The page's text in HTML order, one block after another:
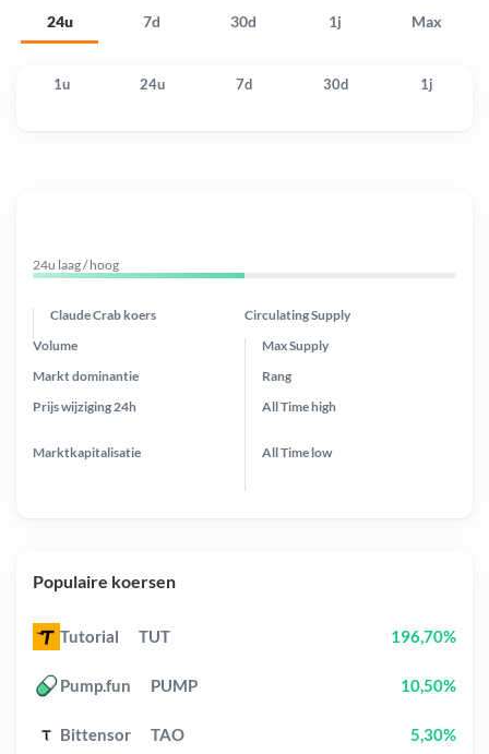
24u 7d 30d 1j Max
1u 24u 7d 30d 1j
24u laag / hoog
Claude Crab koers Circulating Supply
Prijs wijziging 24h
Max Supply
Markt dominantie
Marktkapitalisatie
Volume
Rang
All Timehigh
All Time low
Populaire koersen
Tutorial TUT 196,70%
Pump.fun PUMP 10,50%
Bittensor TAO 5,30%